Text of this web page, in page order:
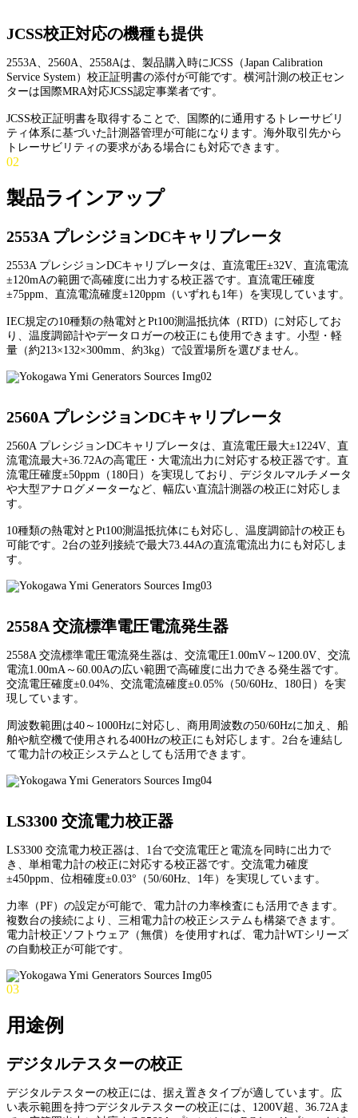
JCSS校正対応の機種も提供
2553A、2560A、2558Aは、製品購入時にJCSS（Japan Calibration
Service System）校正証明書の添付が可能です。横河計測の校正セン
ターは国際MRA対応JCSS認定事業者です。
JCSS校正証明書を取得することで、国際的に通用するトレーサビリ
ティ体系に基づいた計測器管理が可能になります。海外取引先から
トレーサビリティの要求がある場合にも対応できます。
02
製品ラインアップ
2553A プレシジョンDCキャリブレータ
2553A プレシジョンDCキャリブレータは、直流電圧±32V、直流電流
±120mAの範囲で高確度に出力する校正器です。直流電圧確度
±75ppm、直流電流確度±120ppm（いずれも1年）を実現しています。
IEC規定の10種類の熱電対とPt100測温抵抗体（RTD）に対応してお
り、温度調節計やデータロガーの校正にも使用できます。小型・軽
量（約213×132×300mm、約3kg）で設置場所を選びません。
2560A プレシジョンDCキャリブレータ
2560A プレシジョンDCキャリブレータは、直流電圧最大±1224V、直
流電流最大+36.72Aの高電圧・大電流出力に対応する校正器です。直
流電圧確度±50ppm（180日）を実現しており、デジタルマルチメータ
や大型アナログメーターなど、幅広い直流計測器の校正に対応しま
す。
10種類の熱電対とPt100測温抵抗体にも対応し、温度調節計の校正も
可能です。2台の並列接続で最大73.44Aの直流電流出力にも対応しま
す。
2558A 交流標準電圧電流発生器
2558A 交流標準電圧電流発生器は、交流電圧1.00mV～1200.0V、交流
電流1.00mA～60.00Aの広い範囲で高確度に出力できる発生器です。
交流電圧確度±0.04%、交流電流確度±0.05%（50/60Hz、180日）を実
現しています。
周波数範囲は40～1000Hzに対応し、商用周波数の50/60Hzに加え、船
舶や航空機で使用される400Hzの校正にも対応します。2台を連結し
て電力計の校正システムとしても活用できます。
LS3300 交流電力校正器
LS3300 交流電力校正器は、1台で交流電圧と電流を同時に出力で
き、単相電力計の校正に対応する校正器です。交流電力確度
±450ppm、位相確度±0.03°（50/60Hz、1年）を実現しています。
力率（PF）の設定が可能で、電力計の力率検査にも活用できます。
複数台の接続により、三相電力計の校正システムも構築できます。
電力計校正ソフトウェア（無償）を使用すれば、電力計WTシリーズ
の自動校正が可能です。
03
用途例
デジタルテスターの校正
デジタルテスターの校正には、据え置きタイプが適しています。広
い表示範囲を持つデジタルテスターの校正には、1200V超、36.72Aま